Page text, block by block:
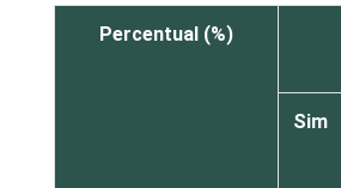
Percentual (%)
Sim